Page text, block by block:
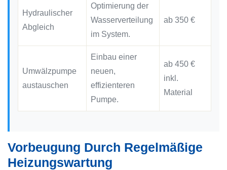
Hydraulischer
Abgleich
Optimierung der
Wasserverteilung
im System.
ab 350 €
Umwälzpumpe
austauschen
Einbau einer
neuen,
effizienteren
Pumpe.
ab 450 €
inkl.
Material
Vorbeugung Durch Regelmäßige
Heizungswartung